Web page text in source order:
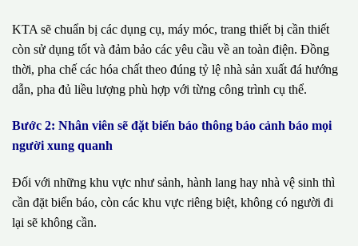
KTA sẽ chuẩn bị các dụng cụ, máy móc, trang thiết bị cần thiết
còn sử dụng tốt và đảm bảo các yêu cầu về an toàn điện. Đồng
thời, pha chế các hóa chất theo đúng tỷ lệ nhà sản xuất đá hướng
dẫn, pha đủ liều lượng phù hợp với từng công trình cụ thể.
Bước 2: Nhân viên sẽ đặt biển báo thông báo cảnh báo mọi
người xung quanh
Đối với những khu vực như sảnh, hành lang hay nhà vệ sinh thì
cần đặt biển báo, còn các khu vực riêng biệt, không có người đi
lại sẽ không cần.